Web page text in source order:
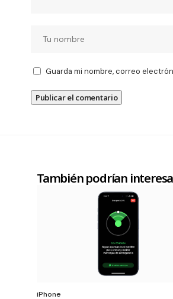
Guarda mi nombre, correo
También podrían
iPhone